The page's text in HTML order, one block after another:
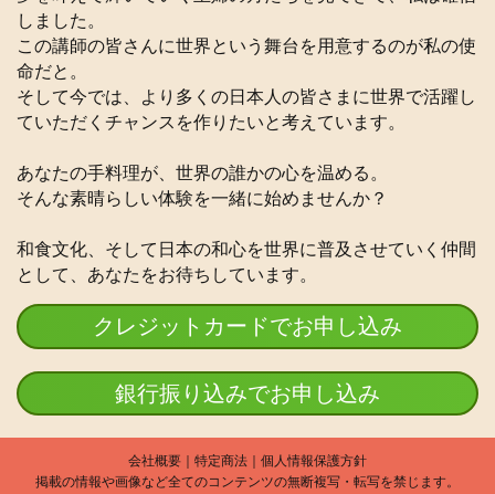
しました。
この講師の皆さんに世界という舞台を用意するのが私の使
命だと。
そして今では、より多くの日本人の皆さまに世界で活躍し
ていただくチャンスを作りたいと考えています。
あなたの手料理が、世界の誰かの心を温める。
そんな素晴らしい体験を一緒に始めませんか？
和食文化、そして日本の和心を世界に普及させていく仲間
として、あなたをお待ちしています。
クレジットカードでお申し込み
銀行振り込みでお申し込み
会社概要 ｜特定商法｜ 個人情報保護方針
掲載の情報や画像など全てのコンテンツの無断複写・転写を禁じます。